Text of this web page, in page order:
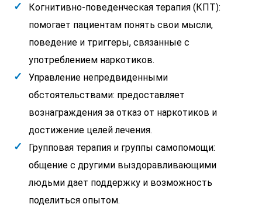
Когнитивно-поведенческая терапия (КПТ):
помогает пациентам понять свои мысли,
поведение и триггеры, связанные с
употреблением наркотиков.
Управление непредвиденными
обстоятельствами: предоставляет
вознаграждения за отказ от наркотиков и
достижение целей лечения.
Групповая терапия и группы самопомощи:
общение с другими выздоравливающими
людьми дает поддержку и возможность
поделиться опытом.